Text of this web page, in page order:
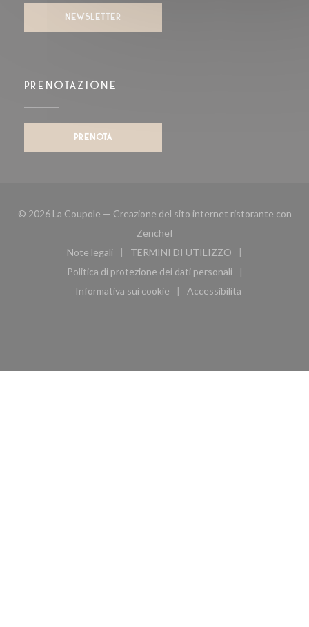
NEWSLETTER
PRENOTAZIONE
PRENOTA
© 2026 La Coupole — Creazione del sito internet ristorante con
Zenchef((apre una nuova finestra))
Note legali
((apre una nuova finestra))
TERMINI DI UTILIZZO
((apre una nuova finestra))
Politica di protezione dei dati personali
((apre una nuova finestra))
Informativa sui cookie
((apre una nuova finestra))
Accessibilita